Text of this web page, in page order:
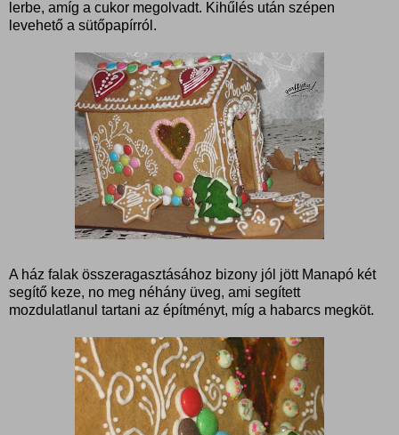
lerbe, amíg a cukor megolvadt. Kihűlés után szépen
levehető a sütőpapírról.
A ház falak összeragasztásához bizony jól jött Manapó két
segítő keze, no meg néhány üveg, ami segített
mozdulatlanul tartani az építményt, míg a habarcs megköt.